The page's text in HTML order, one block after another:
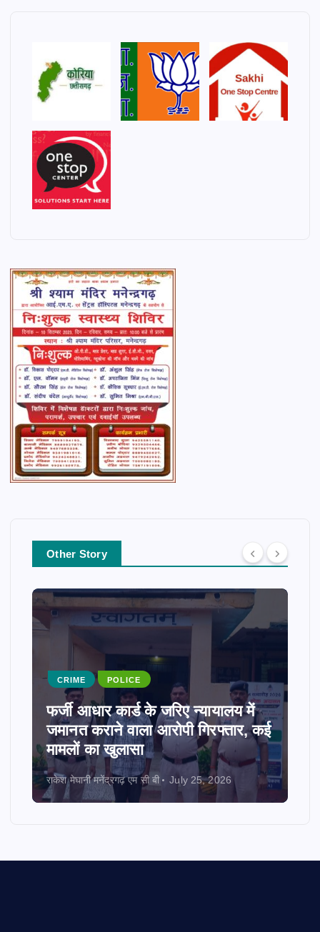
Other Story
CRIME POLICE
फर्जी आधार कार्ड के जरिए न्यायालय में
जमानत कराने वाला आरोपी गिरफ्तार, कई
मामलों का खुलासा
राकेश मेघानी मनेंद्रगढ़ एम सी बी July 25, 2026